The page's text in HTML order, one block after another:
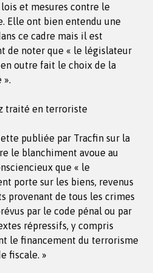
et mesures contre le
Elle ont bien entendu une
ce cadre mais il est
de noter que « le législateur
en outre fait le choix de la
».
traité en terroriste
publiée par Tracfin sur la
le blanchiment avoue au
que « le
porte sur les biens, revenus
provenant de tous les crimes
par le code pénal ou par
répressifs, y compris
le financement du terrorisme
fiscale. »